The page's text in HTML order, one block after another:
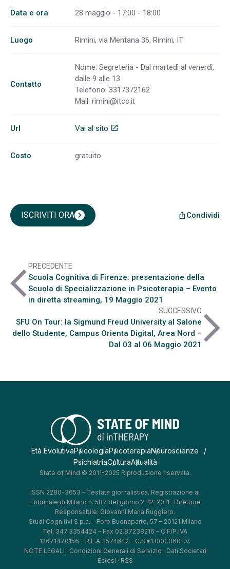
Data e ora 28 maggio - 17:00 - 18:00
Luogo Rimini, via Mentana 36, Rimini, IT
Contatto
Nome: Segreteria - Dal martedì al venerdì,
dalle 9 alle 13
Telefono: 3317372162
Mail: rimini@itcc.it
Url Vai al sito open_in_new
Costo gratuito
ISCRIVITI ORAchevron_right ios_shareCondividi
arrow_back_ios
PRECEDENTE
Scuola Cognitiva di Firenze: presentazione della
Scuola di Specializzazione in Psicoterapia – Evento
in diretta streaming, 19 Maggio 2021
SUCCESSIVO
SFU On Tour: la Sigmund Freud University al Salone
dello Studente, Campus Orienta Digital, Area Nord –
Dal 03 al 06 Maggio 2021arrow_forward_ios
Età EvolutivaPsicologiaPsicoterapiaNeuroscienze
PsichiatriaCulturaAttualità
State of Mind © 2011-2025 Riproduzione riservata.
ISSN 2280-3653 – Testata giornalistica. Registrazione al
Tribunale di Milano n. 587 del giorno 2-12-2011- Direttore
Responsabile: Giovanni Maria Ruggiero.
Studi Cognitivi S.p.a. – Foro Buonaparte, 57 – 20121 Milano
Tel. 347.3354424 – Fax 02.87238216 – C.F/P.IVA
12671470156 – R.E.A. 1574642 – C.S.€1.000.060 I.V.
NOTE LEGALI · Condizioni Generali di Servizio · Dati Societari
Estesi · RSS